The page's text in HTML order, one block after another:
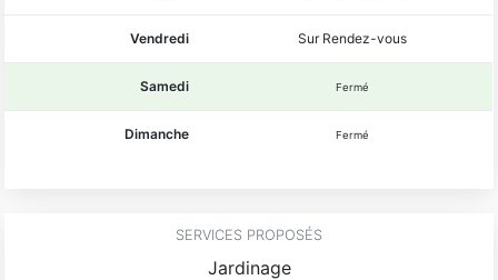
Vendredi Sur Rendez-vous
Samedi Fermé
Dimanche Fermé
SERVICES PROPOSÉS
Jardinage